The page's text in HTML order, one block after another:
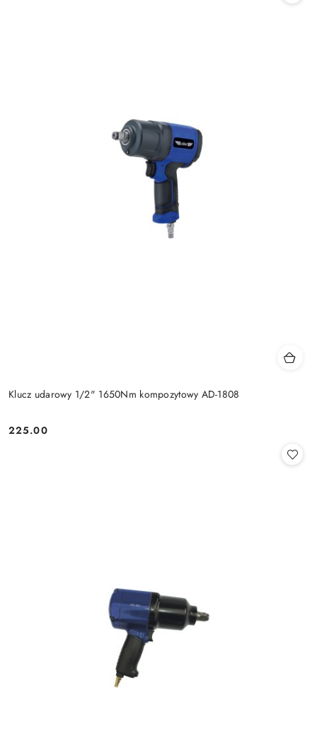
Klucz udarowy 1/2" 1650Nm kompozytowy AD-1808
Cena:
225.00